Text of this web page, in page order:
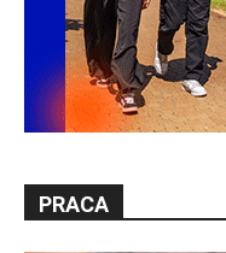
PRACA